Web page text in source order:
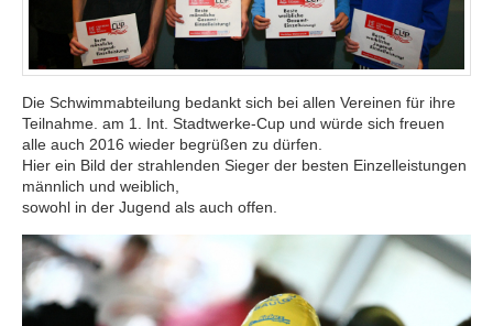
Die Schwimmabteilung bedankt sich bei allen Vereinen für ihre
Teilnahme. am 1. Int. Stadtwerke-Cup und würde sich freuen
alle auch 2016 wieder begrüßen zu dürfen.
Hier ein Bild der strahlenden Sieger der besten Einzelleistungen
männlich und weiblich,
sowohl in der Jugend als auch offen.